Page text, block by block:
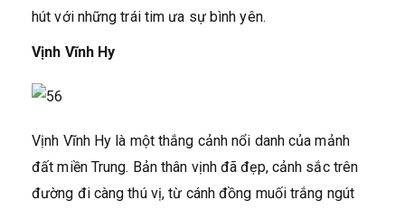
hút với những trái tim ưa sự bình yên.
Vịnh Vĩnh Hy
Vịnh Vĩnh Hy là một thắng cảnh nổi danh của mảnh
đất miền Trung. Bản thân vịnh đã đẹp, cảnh sắc trên
đường đi càng thú vị, từ cánh đồng muối trắng ngút